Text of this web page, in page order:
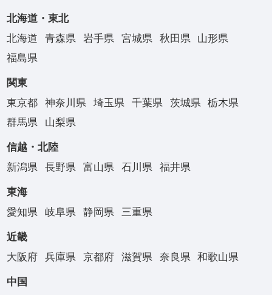
北海道・東北
北海道
青森県 岩手県 宮城県 秋田県
山形県
福島県
関東
東京都
神奈川県 埼玉県 千葉県 茨城県
栃木県
群馬県
山梨県
信越・北陸
新潟県
長野県 富山県 石川県 福井県
東海
愛知県
岐阜県 静岡県 三重県
近畿
大阪府
兵庫県 京都府 滋賀県 奈良県 和歌山県
中国